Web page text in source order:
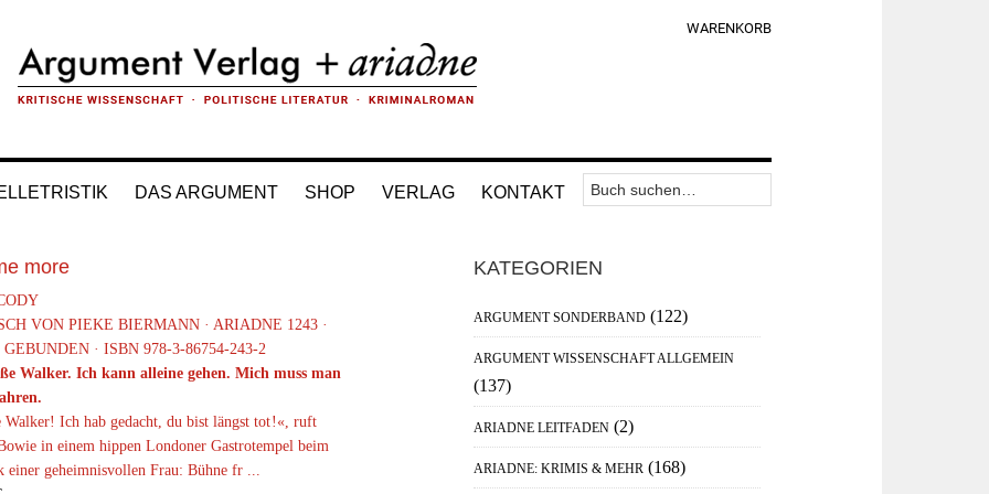
WARENKORB
DAS ARGUMENT SHOP VERLAG KONTAKT
Nav
Area
Suchen
nach:
more
VON PIEKE BIERMANN · ARIADNE 1243 ·
GEBUNDEN · ISBN 978-3-86754-243-2
Walker. Ich kann alleine gehen. Mich muss man
Walker! Ich hab gedacht, du bist längst tot !«, ruft
in einem hippen Londoner Gastro­tempel beim
einer geheimnisvollen Frau: Bühne fr ...
Haupt-
Sidebar
KATEGORIEN
ARGUMENT SONDERBAND (122)
ARGUMENT WISSENSCHAFT ALLGEMEIN
(137)
ARIADNE LEITFADEN (2)
ARIADNE: KRIMIS & MEHR (168)